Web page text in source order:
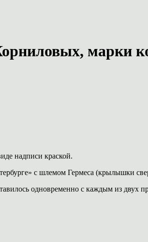
марки
надписи краской.
с шлемом Гермеса (крылышки
одновременно с каждым из двух